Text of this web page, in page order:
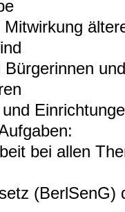
bei allen
(BerlSenG)